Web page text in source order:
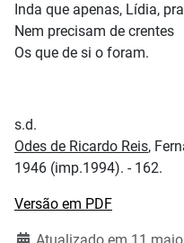
Inda que apenas, Lídia,
Nem precisam de crentes
Os que de si o foram.
s.d.
Odes de Ricardo Reis,
1946 (imp.1994). - 162.
Versão em PDF